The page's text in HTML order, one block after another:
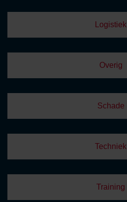
Logistiek
Overig
Schade
Techniek
Training